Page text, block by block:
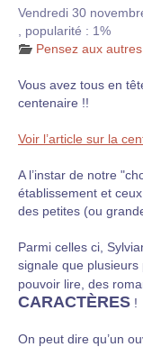
Vendredi 30
popularité : 1%
Pensez aux autres
Vous avez tous en
centenaire !!
Voir l’article sur la
A l’instar de notre
établissement et
des petites (ou
Parmi celles ci,
signale que
pouvoir lire, des
CARACTÈRES !
On peut dire qu’un